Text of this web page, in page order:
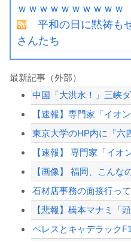
ｗｗｗｗｗｗｗｗｗｗ
平和の日に黙祷も
さんたち
最新記事（外部）